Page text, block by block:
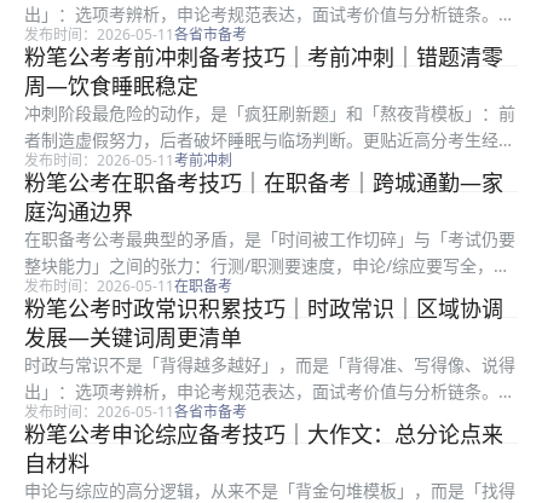
出」：选项考辨析，申论考规范表达，面试考价值与分析链条。很
多考生收藏大量文件却用不上，根因是缺少「转写」训练：把长文
件变关键词、把关键词变论证句、把论证句变答题结构。弱项要标
签化，别...
发布时间：2026-05-11各省市备考
粉笔公考考前冲刺备考技巧｜考前冲刺｜错题清零
周—饮食睡眠稳定
冲刺阶段最危险的动作，是「疯狂刷新题」和「熬夜背模板」：前
者制造虚假努力，后者破坏睡眠与临场判断。更贴近高分考生经验
的路径，是「减量增效」：把已经会的内容练到不假思索，把仍会
错的题练到不再重复。碎片时间只做巩固，主块再开新专题。 粉
笔教研常...
发布时间：2026-05-11考前冲刺
粉笔公考在职备考技巧｜在职备考｜跨城通勤—家
庭沟通边界
在职备考公考最典型的矛盾，是「时间被工作切碎」与「考试仍要
整块能力」之间的张力：行测/职测要速度，申论/综应要写全，面
试还要开口成章。很多上班族不是不努力，而是把最难的深度学习
塞进地铁和午休，结果学得浅、忘得快、信心差。阈值稳定后，再
小幅压...
发布时间：2026-05-11在职备考
粉笔公考时政常识积累技巧｜时政常识｜区域协调
发展—关键词周更清单
时政与常识不是「背得越多越好」，而是「背得准、写得像、说得
出」：选项考辨析，申论考规范表达，面试考价值与分析链条。很
多考生收藏大量文件却用不上，根因是缺少「转写」训练：把长文
件变关键词、把关键词变论证句、把论证句变答题结构。复盘只归
三类：审...
发布时间：2026-05-11各省市备考
粉笔公考申论综应备考技巧｜大作文：总分论点来
自材料
申论与综应的高分逻辑，从来不是「背金句堆模板」，而是「找得